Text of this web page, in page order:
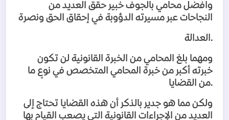
وافضل محامي بالجوف خبير حقق العديد من
النجاحات عبر مسيرته الدؤوبة في إحقاق الحق ونصرة
العدالة .
ومهما بلغ المحامي من الخبرة القانونية لن تكون
خبرته أكبر من خبرة المحامي المتخصص في نوعٍ ما
من القضايا.
ولكن مما هو جدير بالذكر أن هذه القضايا تحتاج إلى
العديد من الإجراءات القانونية التي يصعب القيام بها